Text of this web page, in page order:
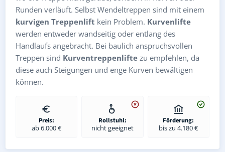
Runden verläuft. Selbst Wendeltreppen sind mit einem
kurvigen Treppenlift kein Problem. Kurvenlifte
werden entweder wandseitig oder entlang des
Handlaufs angebracht. Bei baulich anspruchsvollen
Treppen sind Kurventreppenlifte zu empfehlen, da
diese auch Steigungen und enge Kurven bewältigen
können.
Preis:
ab 6.000 €
Rollstuhl:
nicht geeignet
Förderung:
bis zu 4.180 €